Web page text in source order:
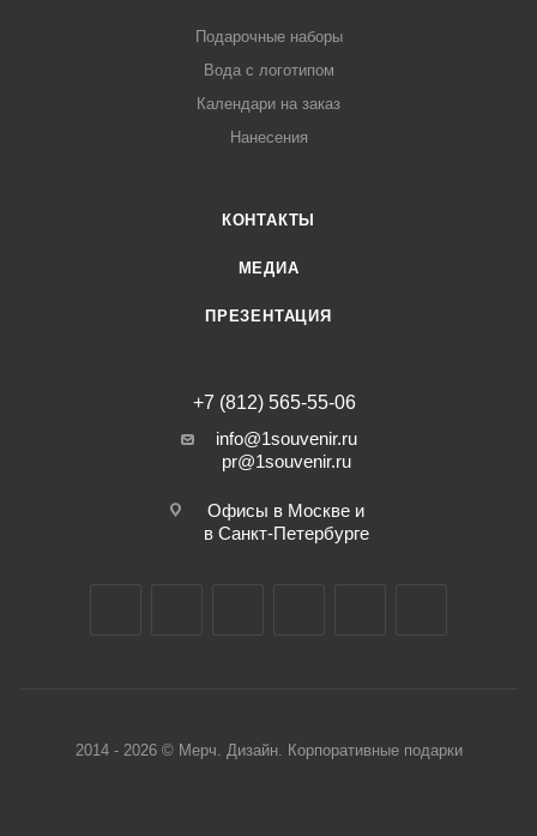
Подарочные наборы
Вода с логотипом
Календари на заказ
Нанесения
КОНТАКТЫ
МЕДИА
ПРЕЗЕНТАЦИЯ
+7 (812) 565-55-06
info@1souvenir.ru
pr@1souvenir.ru
Офисы в Москве и
в Санкт-Петербурге
2014 - 2026 © Мерч. Дизайн. Корпоративные подарки